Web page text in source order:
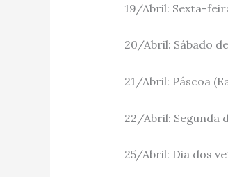
19/Abril: Sexta-
20/Abril: Sábado
21/Abril: Páscoa
22/Abril: Segunda
25/Abril: Dia dos